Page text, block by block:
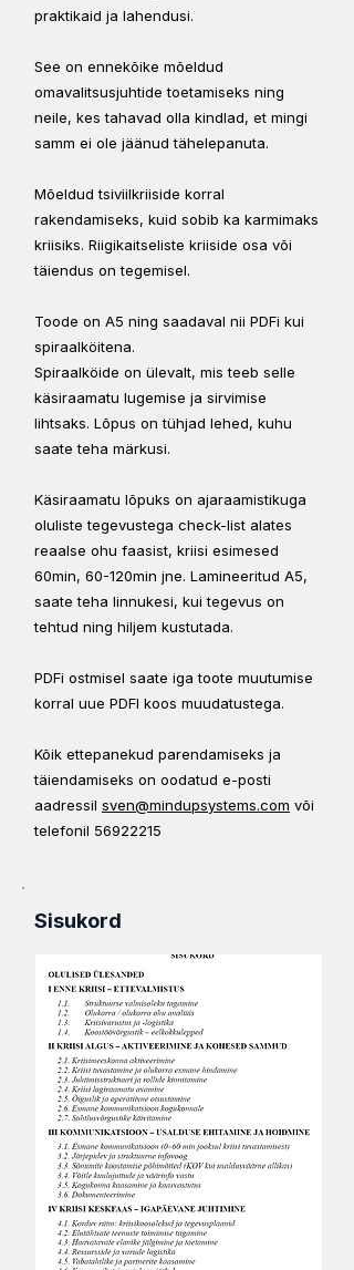
praktikaid ja lahendusi.
See on ennekõike mõeldud
omavalitsusjuhtide toetamiseks ning
neile, kes tahavad olla kindlad, et mingi
samm ei ole jäänud tähelepanuta.
Mõeldud tsiviilkriiside korral
rakendamiseks, kuid sobib ka karmimaks
kriisiks. Riigikaitseliste kriiside osa või
täiendus on tegemisel.
Toode on A5 ning saadaval nii PDFi kui
spiraalköitena.
Spiraalköide on ülevalt, mis teeb selle
käsiraamatu lugemise ja sirvimise
lihtsaks. Lõpus on tühjad lehed, kuhu
saate teha märkusi.
Käsiraamatu lõpuks on ajaraamistikuga
oluliste tegevustega check-list alates
reaalse ohu faasist, kriisi esimesed
60min, 60-120min jne. Lamineeritud A5,
saate teha linnukesi, kui tegevus on
tehtud ning hiljem kustutada.
PDFi ostmisel saate iga toote muutumise
korral uue PDFI koos muudatustega.
Kõik ettepanekud parendamiseks ja
täiendamiseks on oodatud e-posti
aadressil sven@mindupsystems.com või
telefonil 56922215
Sisukord